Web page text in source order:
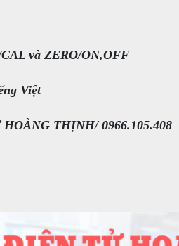
và ZERO/ON,OFF
Việt
THỊNH/ 0966.105.408